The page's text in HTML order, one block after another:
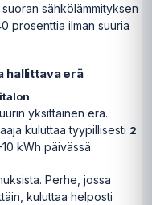
sähkölämmityksen
prosenttia ilman suuria
hallittava erä
yksittäinen erä.
kuluttaa tyypillisesti 2
kWh päivässä.
Perhe, jossa
kuluttaa helposti